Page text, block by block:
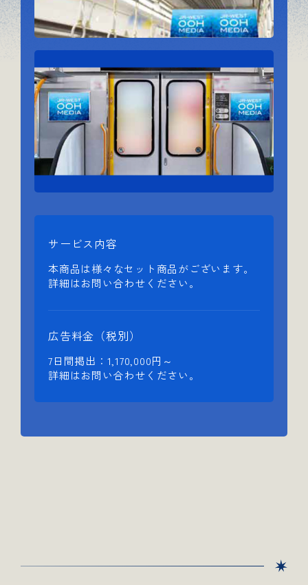
サービス内容
本商品は様々なセット商品がございます。
詳細はお問い合わせください。
広告料金（税別）
7日間掲出：1,170,000円～
詳細はお問い合わせください。